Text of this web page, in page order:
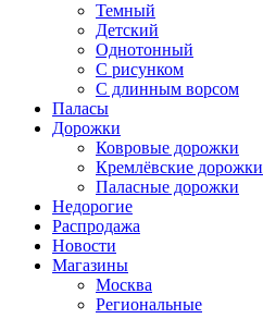
Темный
Детский
Однотонный
С рисунком
С длинным ворсом
Паласы
Дорожки
Ковровые дорожки
Кремлёвские дорожки
Паласные дорожки
Недорогие
Распродажа
Новости
Магазины
Москва
Региональные